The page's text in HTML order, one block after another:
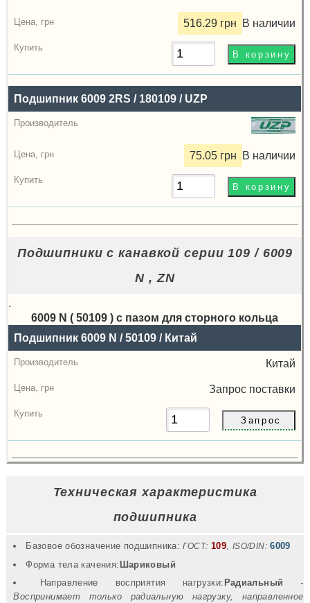
516.29 грн В наличии
Подшипник 6009 2RS / 180109 / UZP
75.05 грн В наличии
Подшипники с канавкой серии 109 / 6009
N , ZN
.
6009 N ( 50109 ) с пазом для сторного кольца
Назва
Производитель
Радиальный
грн
Подшипник 6009 N / 50109 / Китай
Китай
Запрос поставки
Техническая характеристика
подшипника
Базовое обозначение подшипника: ГОСТ: 109, ISO/DIN: 6009
Форма тела качения: Шариковый
Направление восприятия нагрузки: Радиальный
-
Воспринимает только радиальную нагрузку, направленное